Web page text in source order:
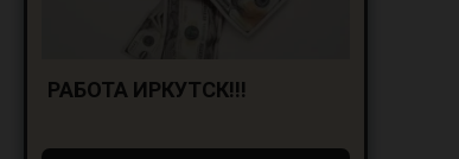
РАБОТА ИРКУТСК!!!